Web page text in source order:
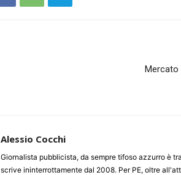
Mercato
Alessio Cocchi
Giornalista pubblicista, da sempre tifoso azzurro è
scrive ininterrottamente dal 2008. Per PE, oltre